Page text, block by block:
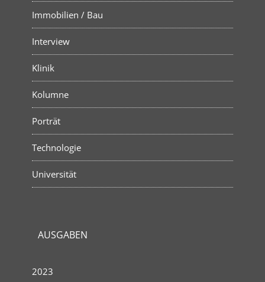
Immobilien / Bau
Interview
Klinik
Kolumne
Porträt
Technologie
Universität
AUSGABEN
2023